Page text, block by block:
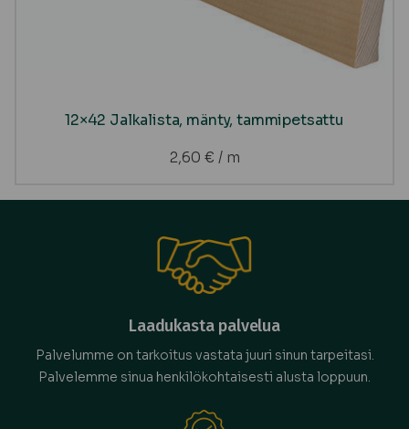
12×42 Jalkalista, mänty, tammipetsattu
2,60 € / m
Laadukasta palvelua
Palvelumme on tarkoitus vastata juuri sinun tarpeitasi.
Palvelemme sinua henkilökohtaisesti alusta loppuun.